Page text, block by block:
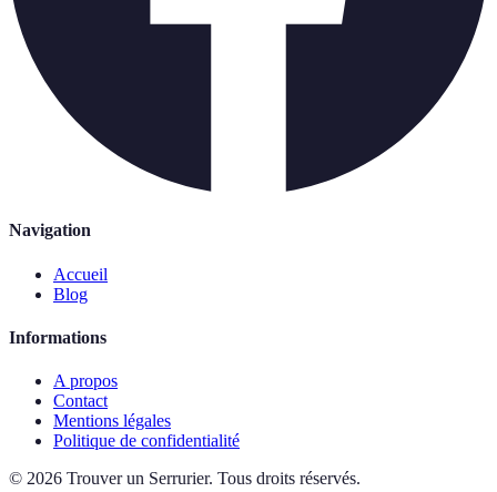
Navigation
Accueil
Blog
Informations
A propos
Contact
Mentions légales
Politique de confidentialité
© 2026 Trouver un Serrurier. Tous droits réservés.